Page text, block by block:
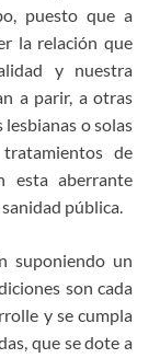
puesto que a
la relación que
y nuestra
a parir, a otras
o solas
de
esta aberrante
pública.
suponiendo un
son cada
y se cumpla
que se dote a